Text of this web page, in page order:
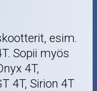
esim.
Sopii myös
4T,
4T, Sirion 4T